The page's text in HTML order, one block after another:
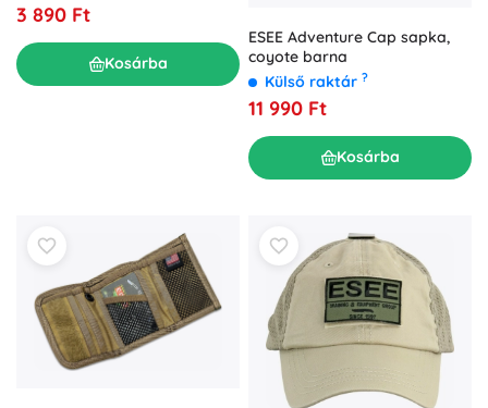
3 890 Ft
Kosárba
ESEE Adventure Cap sapka,
coyote barna
Külső raktár ?
11 990 Ft
Kosárba